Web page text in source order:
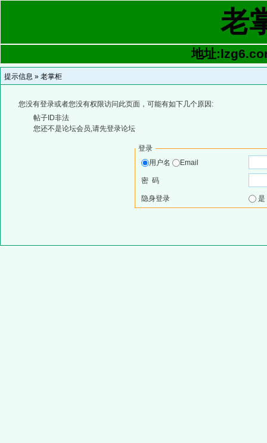
老
地址
提示信息 » 老掌柜
您没有登录或者您没有权限访问此页面，可能有如下几个原因:
帖子ID非法
您还不是论坛会员,请先登录论坛
登录
用户名
Email
密 码
隐身登录